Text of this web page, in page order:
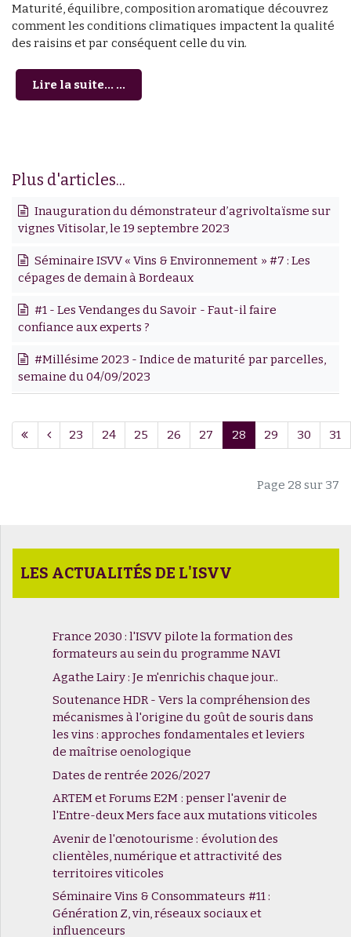
Maturité, équilibre, composition aromatique découvrez
comment les conditions climatiques impactent la qualité
des raisins et par conséquent celle du vin.
Lire la suite... ...
Plus d'articles...
Inauguration du démonstrateur d’agrivoltaïsme sur
vignes Vitisolar, le 19 septembre 2023
Séminaire ISVV « Vins & Environnement » #7 : Les
cépages de demain à Bordeaux
#1 - Les Vendanges du Savoir - Faut-il faire
confiance aux experts ?
#Millésime 2023 - Indice de maturité par parcelles,
semaine du 04/09/2023
23 24 25 26 27 28 29 30 31
Page 28 sur 37
LES ACTUALITÉS DE L'ISVV
France 2030 : l'ISVV pilote la formation des
formateurs au sein du programme NAVI
Agathe Lairy : Je m'enrichis chaque jour..
Soutenance HDR - Vers la compréhension des
mécanismes à l'origine du goût de souris dans
les vins : approches fondamentales et leviers
de maîtrise oenologique
Dates de rentrée 2026/2027
ARTEM et Forums E2M : penser l'avenir de
l'Entre-deux Mers face aux mutations viticoles
Avenir de l'œnotourisme : évolution des
clientèles, numérique et attractivité des
territoires viticoles
Séminaire Vins & Consommateurs #11 :
Génération Z, vin, réseaux sociaux et
influenceurs